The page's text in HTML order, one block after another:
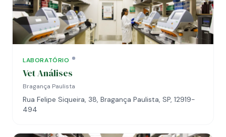
LABORATÓRIO
Vet Análises
Bragança Paulista
Rua Felipe Siqueira, 38, Bragança Paulista, SP, 12919-
494